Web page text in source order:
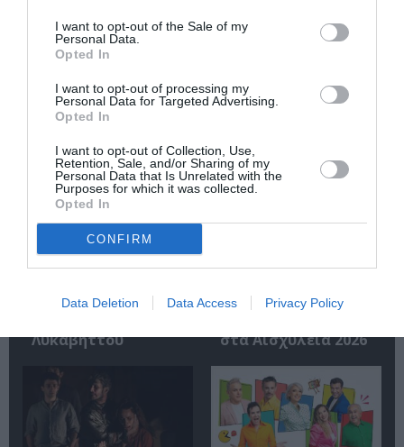
I want to opt-out of the Sale of my
Personal Data.
Opted In
I want to opt-out of processing my
Personal Data for Targeted Advertising.
Opted In
I want to opt-out of Collection, Use,
Retention, Sale, and/or Sharing of my
Personal Data that Is Unrelated with the
Purposes for which it was collected.
Opted In
CONFIRM
Data Deletion Data Access Privacy Policy
Σχετικά Άρθρα
Βάκχες, του
Ευριπίδη σε
σκηνοθεσία Γιάβορ
Γκάρντεφ στο
Λυκαβηττού
του Σάμιουελ
Μπέκετ σε
σκηνοθεσία
στα Αισχύλεια 2026